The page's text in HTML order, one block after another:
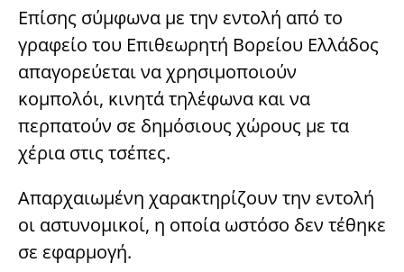
Επίσης σύμφωνα με την εντολή από το
γραφείο του Επιθεωρητή Βορείου Ελλάδος
απαγορεύεται να χρησιμοποιούν
κομπολόι, κινητά τηλέφωνα και να
περπατούν σε δημόσιους χώρους με τα
χέρια στις τσέπες.
Απαρχαιωμένη χαρακτηρίζουν την εντολή
οι αστυνομικοί, η οποία ωστόσο δεν τέθηκε
σε εφαρμογή.